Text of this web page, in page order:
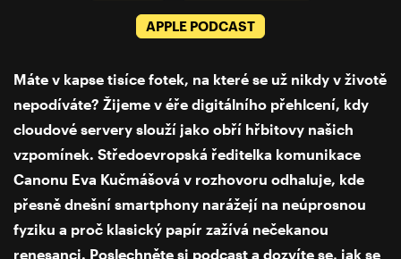
APPLE PODCAST
Máte v kapse tisíce fotek, na které se už nikdy v životě
nepodíváte? Žijeme v éře digitálního přehlcení, kdy
cloudové servery slouží jako obří hřbitovy našich
vzpomínek. Středoevropská ředitelka komunikace
Canonu Eva Kučmášová v rozhovoru odhaluje, kde
přesně dnešní smartphony narážejí na neúprosnou
fyziku a proč klasický papír zažívá nečekanou
renesanci. Poslechněte si podcast a dozvíte se, jak se